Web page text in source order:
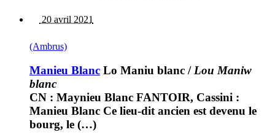
20 avril 2021
(Ambrus)
Manieu Blanc Lo Maniu blanc / Lou Maniw
blanc
CN : Maynieu Blanc FANTOIR, Cassini :
Manieu Blanc Ce lieu-dit ancien est devenu le
bourg, le (…)